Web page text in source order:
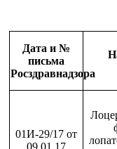
Дата и №
письма
Росздравнадзора
01И-29/17 от
09.01.17